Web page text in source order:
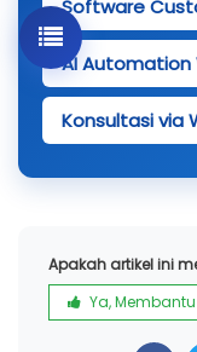
Software
AI Automation
Konsultasi via
Apakah artikel ini
Ya, Membantu